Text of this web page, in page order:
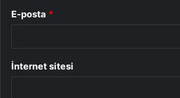
E-posta *
İnternet sitesi